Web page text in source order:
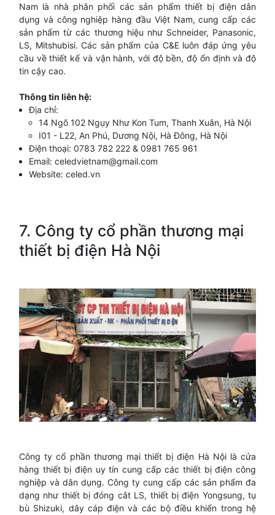
Nam là nhà phân phối các sản phẩm thiết bị điện dân
dụng và công nghiệp hàng đầu Việt Nam, cung cấp các
sản phẩm từ các thương hiệu như Schneider, Panasonic,
LS, Mitshubisi. Các sản phẩm của C&E luôn đáp ứng yêu
cầu về thiết kế và vận hành, với độ bền, độ ổn định và độ
tin cậy cao.
Thông tin liên hệ:
Địa chỉ:
14 Ngõ 102 Ngụy Như Kon Tum, Thanh Xuân, Hà Nội
I01 - L22, An Phú, Dương Nội, Hà Đông, Hà Nội
Điện thoại: 0783 782 222 & 0981 765 961
Email: celedvietnam@gmail.com
Website: celed.vn
7. Công ty cổ phần thương mại
thiết bị điện Hà Nội
Công ty cổ phần thương mại thiết bị điện Hà Nội là cửa
hàng thiết bị điện uy tín cung cấp các thiết bị điện công
nghiệp và dân dụng. Công ty cung cấp các sản phẩm đa
dạng như thiết bị đóng cắt LS, thiết bị điện Yongsung, tụ
bù Shizuki, dây cáp điện và các bộ điều khiển trong hệ